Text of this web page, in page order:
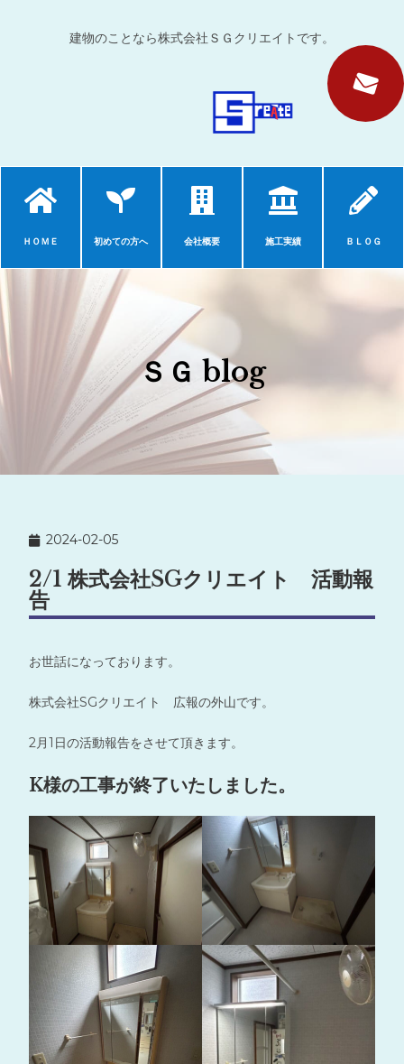
建物のことなら株式会社ＳＧクリエイトです。
ＨＯＭＥ 初めての方へ 会社概要 施工実績 ＢＬＯＧ
ＳＧ blog
2024-02-05
2/1 株式会社SGクリエイト 活動報
告
お世話になっております。
株式会社SGクリエイト 広報の外山です。
2月1日の活動報告をさせて頂きます。
K様の工事が終了いたしました。